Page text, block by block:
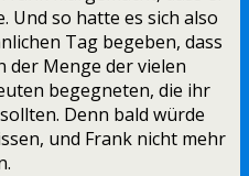
Und so hatte es sich also
Tag begeben, dass
der Menge der vielen
begegneten, die ihr
Denn bald würde
und Frank nicht mehr